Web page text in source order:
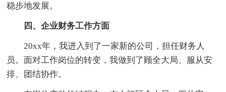
稳步地发展。
四、企业财务工作方面
20xx年，我进入到了一家新的公司，担任财务人
员。面对工作岗位的转变，我做到了顾全大局、服从安
排、团结协作。